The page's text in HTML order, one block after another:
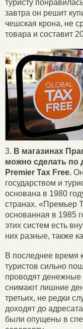
туристу
завтра он решит
чешская крона, не
товара и составит
3. В магазинах
можно сделать по
Premier Tax Free.
государством и
основана в 1980
странах. «Премьер
основанная в 1985
этих систем есть
них разные, также
В последнее время
туристов сильно
проводят
снимают лишние
третьих, не редки
доходят до
были опущены в